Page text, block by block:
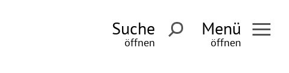
Suche Menü